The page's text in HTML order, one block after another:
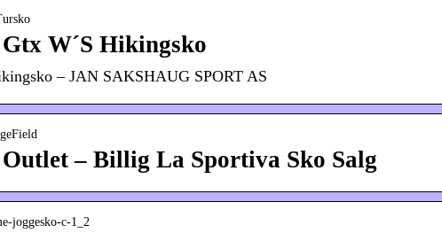
W´S Hikingsko
– JAN SAKSHAUG SPORT AS
– Billig La Sportiva Sko Salg
joggesko-c-1_2